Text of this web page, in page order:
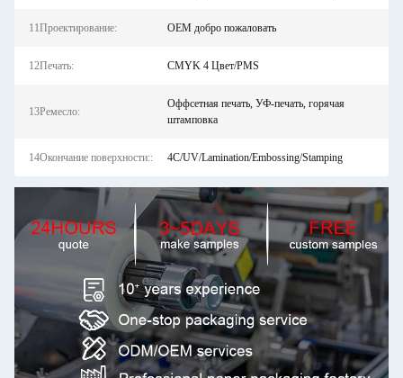
11Проектирование: OEM добро пожаловать
12Печать: CMYK 4 Цвет/PMS
13Ремесло:
Оффсетная печать, УФ-печать, горячая
штамповка
14Окончание поверхности:: 4C/UV/Lamination/Embossing/Stamping